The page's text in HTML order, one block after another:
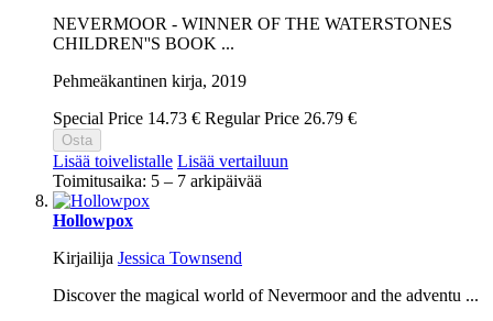
NEVERMOOR - WINNER OF THE WATERSTONES
CHILDREN''S BOOK ...
Pehmeäkantinen kirja, 2019
Special Price 14.73 € Regular Price 26.79 €
Osta
Lisää toivelistalle Lisää vertailuun
Toimitusaika: 5 – 7 arkipäivää
Hollowpox
Kirjailija Jessica Townsend
Discover the magical world of Nevermoor and the adventu ...